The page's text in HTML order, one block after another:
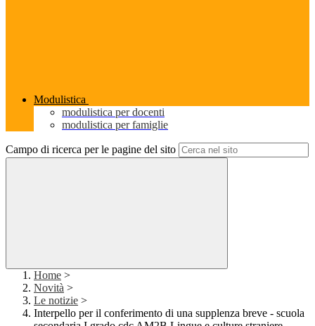
Modulistica
modulistica per docenti
modulistica per famiglie
Campo di ricerca per le pagine del sito
Home >
Novità >
Le notizie >
Interpello per il conferimento di una supplenza breve - scuola